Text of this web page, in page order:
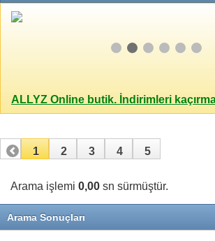
ALLYZ Online butik. İndirimleri
1 2 3 4 5
Arama işlemi 0,00 sn sürmüştür.
Arama Sonuçları